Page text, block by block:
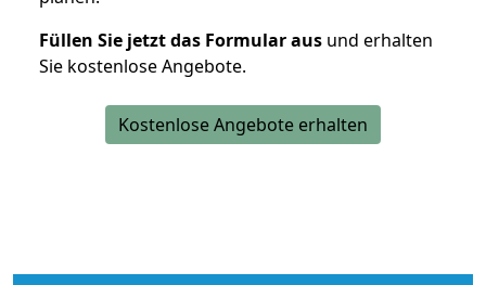
Füllen Sie jetzt das Formular aus und erhalten
Sie kostenlose Angebote.
Kostenlose Angebote erhalten